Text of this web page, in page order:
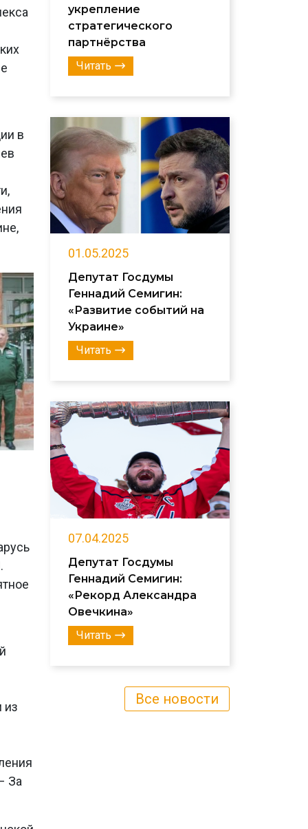
в
из
За
укрепление
стратегического
партнёрства
Читать
01.05.2025
Депутат Госдумы
Геннадий Семигин:
«Развитие событий на
Украине»
Читать
07.04.2025
Депутат Госдумы
Геннадий Семигин:
«Рекорд Александра
Овечкина»
Читать
Все новости